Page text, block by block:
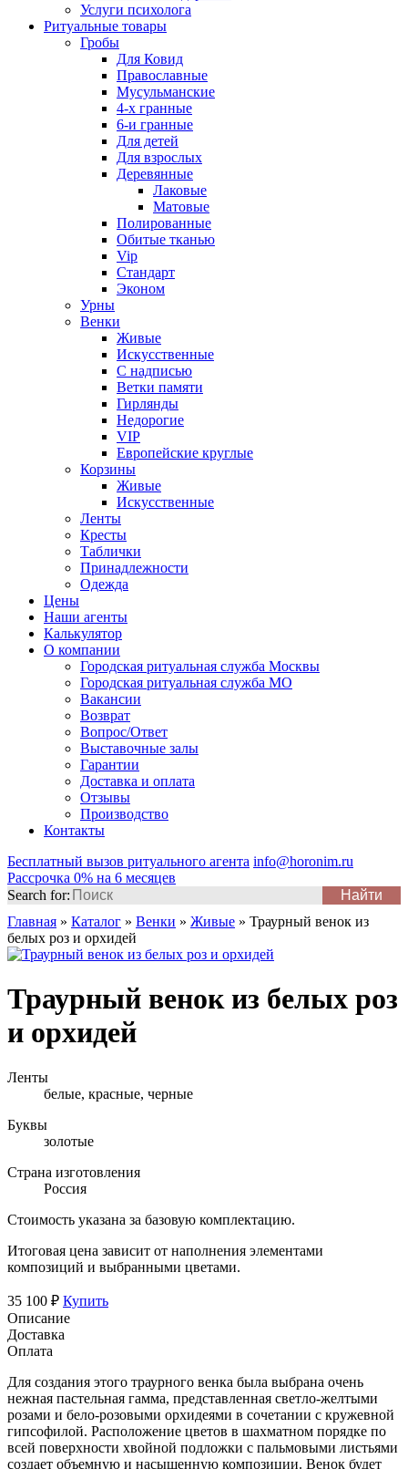
Услуги психолога
Ритуальные товары
Гробы
Для Ковид
Православные
Мусульманские
4-х гранные
6-и гранные
Для детей
Для взрослых
Деревянные
Лаковые
Матовые
Полированные
Обитые тканью
Vip
Стандарт
Эконом
Урны
Венки
Живые
Искусственные
С надписью
Ветки памяти
Гирлянды
Недорогие
VIP
Европейские круглые
Корзины
Живые
Искусственные
Ленты
Кресты
Таблички
Принадлежности
Одежда
Цены
Наши агенты
Калькулятор
О компании
Городская ритуальная служба Москвы
Городская ритуальная служба МО
Вакансии
Возврат
Вопрос/Ответ
Выставочные залы
Гарантии
Доставка и оплата
Отзывы
Производство
Контакты
Бесплатный вызов ритуального агента info@horonim.ru
Рассрочка 0% на 6 месяцев
Search for:
Главная » Каталог » Венки » Живые » Траурный венок из
белых роз и орхидей
Траурный венок из белых роз
и орхидей
Ленты
белые, красные, черные
Буквы
золотые
Страна изготовления
Россия
Стоимость указана за базовую комплектацию.
Итоговая цена зависит от наполнения элементами
композиций и выбранными цветами.
35 100 ₽ Купить
Описание
Доставка
Оплата
Для создания этого траурного венка была выбрана очень
нежная пастельная гамма, представленная светло-желтыми
розами и бело-розовыми орхидеями в сочетании с кружевной
гипсофилой. Расположение цветов в шахматном порядке по
всей поверхности хвойной подложки с пальмовыми листьями
создает объемную и насыщенную композиции. Венок будет